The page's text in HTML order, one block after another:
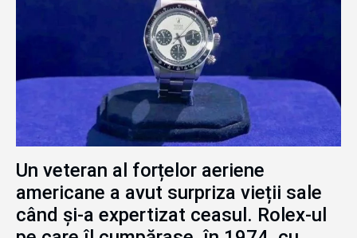
Un veteran al forțelor aeriene
americane a avut surpriza vieții sale
când și-a expertizat ceasul. Rolex-ul